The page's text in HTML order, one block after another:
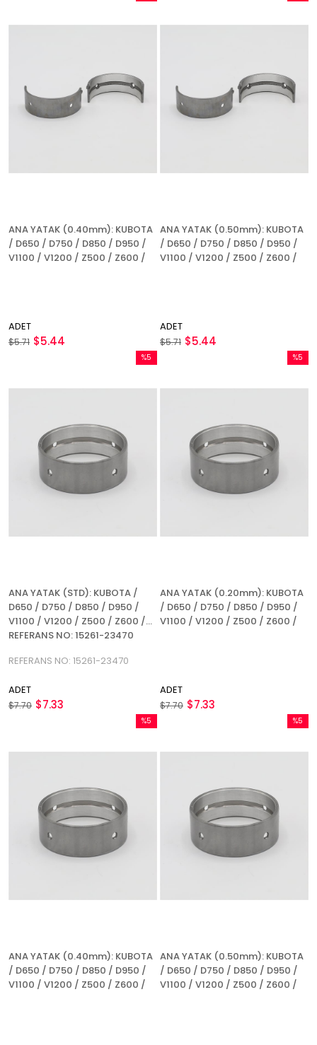
ANA YATAK (0.40mm): KUBOTA
/ D650 / D750 / D850 / D950 /
V1100 / V1200 / Z500 / Z600 /
ADET
$5.44
$5.71
%5İndirim
ANA YATAK (0.50mm): KUBOTA
/ D650 / D750 / D850 / D950 /
V1100 / V1200 / Z500 / Z600 /
ADET
$5.44
$5.71
ANA YATAK (STD): KUBOTA /
D650 / D750 / D850 / D950 /
V1100 / V1200 / Z500 / Z600 /
REFERANS NO: 15261-23470
REFERANS NO: 15261-23470
ADET
$7.33
$7.70
%5
%5İndirim
ANA YATAK (0.20mm): KUBOTA
/ D650 / D750 / D850 / D950 /
V1100 / V1200 / Z500 / Z600 /
ADET
$7.33
$7.70
%5
ANA YATAK (0.40mm): KUBOTA
/ D650 / D750 / D850 / D950 /
V1100 / V1200 / Z500 / Z600 /
%5
%5İndirim
ANA YATAK (0.50mm): KUBOTA
/ D650 / D750 / D850 / D950 /
V1100 / V1200 / Z500 / Z600 /
%5